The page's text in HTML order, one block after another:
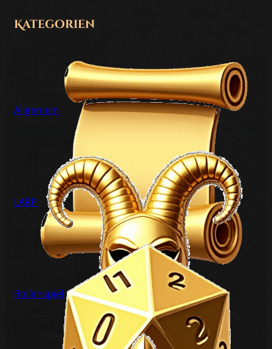
Kategorien
Allgemein
LARP
Rollenspiel